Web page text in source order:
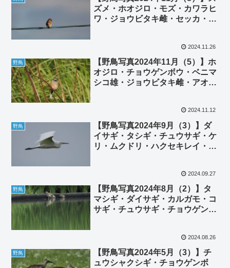
ズメ・ホオジロ・モズ・カワラヒ
ワ・ジョウビタキ雌・セッカ・ミ
2024.11.26
野鳥
【野鳥写真2024年11月（5）】ホ
オジロ・チョウゲンボウ・ベニマ
シコ雄・ジョウビタキ雌・アオサ
2024.11.12
野鳥
【野鳥写真2024年9月（3）】ダ
イサギ・タシギ・チュウサギ・ケ
リ・ムクドリ・ハクセキレイ・チ
2024.09.27
野鳥
【野鳥写真2024年8月（2）】タ
マシギ・ダイサギ・カルガモ・コ
サギ・チュウサギ・チョウゲンボ
2024.08.26
野鳥
【野鳥写真2024年5月（3）】チ
ュウシャクシギ・チョウゲンボ